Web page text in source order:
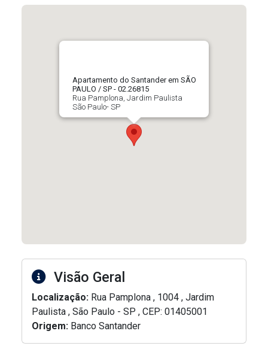
Apartamento do Santander em SÃO
PAULO / SP - 02.26815
Rua Pamplona, Jardim Paulista
São Paulo- SP
Visão Geral
Localização: Rua Pamplona , 1004 , Jardim
Paulista , São Paulo - SP , CEP: 01405001
Origem: Banco Santander